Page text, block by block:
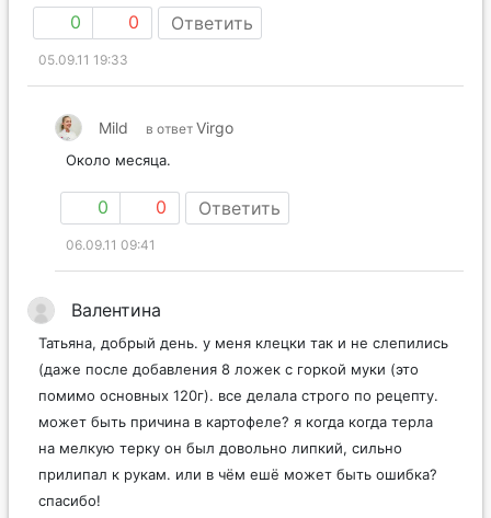
0 0 Ответить
05.09.11 19:33
Mild в ответ Virgo
Около месяца.
0 0 Ответить
06.09.11 09:41
Валентина
Татьяна, добрый день. у меня клецки так и не слепились
(даже после добавления 8 ложек с горкой муки (это
помимо основных 120г). все делала строго по рецепту.
может быть причина в картофеле? я когда когда терла
на мелкую терку он был довольно липкий, сильно
прилипал к рукам. или в чём ешё может быть ошибка?
спасибо!